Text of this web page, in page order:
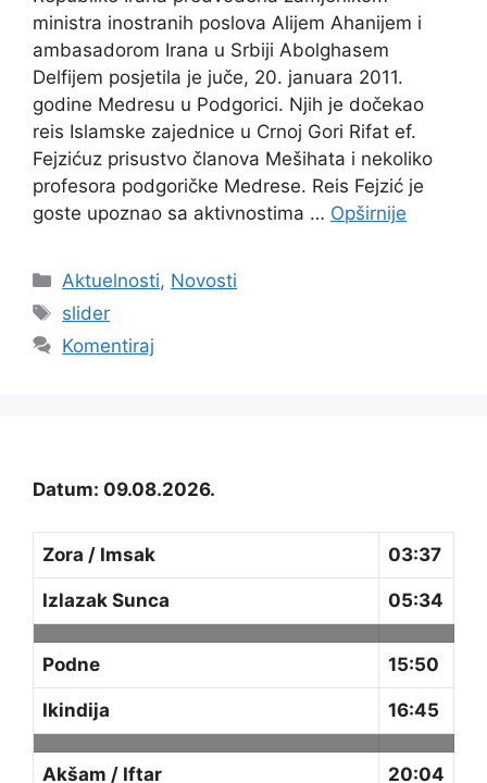
ministra inostranih poslova Alijem Ahanijem i
ambasadorom Irana u Srbiji Abolghasem
Delfijem posjetila je juče, 20. januara 2011.
godine Medresu u Podgorici. Njih je dočekao
reis Islamske zajednice u Crnoj Gori Rifat ef.
Fejzićuz prisustvo članova Mešihata i nekoliko
profesora podgoričke Medrese. Reis Fejzić je
goste upoznao sa aktivnostima … Opširnije
Kategorije
Aktuelnosti, Novosti
Oznake
slider
Komentiraj
Datum: 09.08.2026.
Zora / Imsak 03:37
Izlazak Sunca 05:34
Podne 15:50
Ikindija 16:45
Akšam / Iftar 20:04